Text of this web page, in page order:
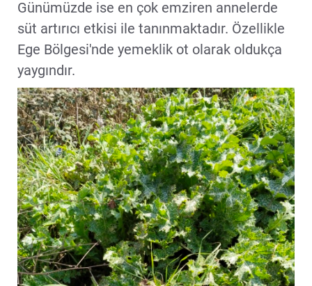
Günümüzde ise en çok emziren annelerde
süt artırıcı etkisi ile tanınmaktadır. Özellikle
Ege Bölgesi'nde yemeklik ot olarak oldukça
yaygındır.